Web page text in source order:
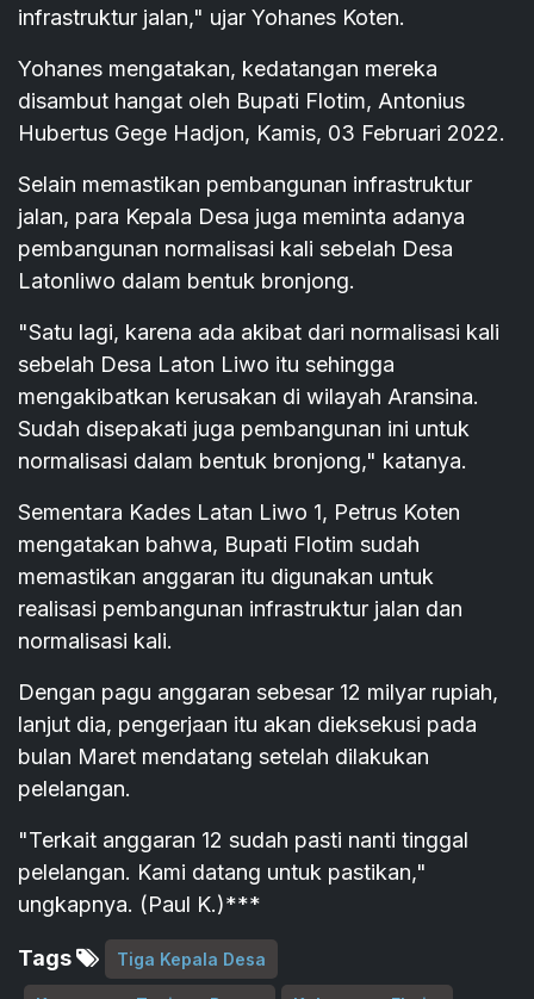
infrastruktur jalan," ujar Yohanes Koten.
Yohanes mengatakan, kedatangan mereka
disambut hangat oleh Bupati Flotim, Antonius
Hubertus Gege Hadjon, Kamis, 03 Februari 2022.
Selain memastikan pembangunan infrastruktur
jalan, para Kepala Desa juga meminta adanya
pembangunan normalisasi kali sebelah Desa
Latonliwo dalam bentuk bronjong.
"Satu lagi, karena ada akibat dari normalisasi kali
sebelah Desa Laton Liwo itu sehingga
mengakibatkan kerusakan di wilayah Aransina.
Sudah disepakati juga pembangunan ini untuk
normalisasi dalam bentuk bronjong," katanya.
Sementara Kades Latan Liwo 1, Petrus Koten
mengatakan bahwa, Bupati Flotim sudah
memastikan anggaran itu digunakan untuk
realisasi pembangunan infrastruktur jalan dan
normalisasi kali.
Dengan pagu anggaran sebesar 12 milyar rupiah,
lanjut dia, pengerjaan itu akan dieksekusi pada
bulan Maret mendatang setelah dilakukan
pelelangan.
"Terkait anggaran 12 sudah pasti nanti tinggal
pelelangan. Kami datang untuk pastikan,"
ungkapnya. (Paul K.)***
Tags Tiga Kepala Desa